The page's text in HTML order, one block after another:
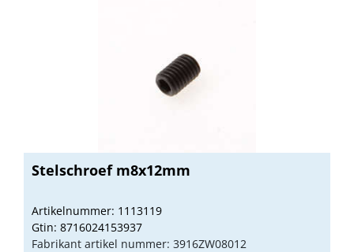
Stelschroef m8x12mm
Artikelnummer: 1113119
Gtin: 8716024153937
Fabrikant artikel nummer: 3916ZW08012